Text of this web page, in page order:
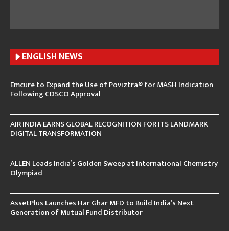
ENGLISH NEWS
Emcure to Expand the Use of Poviztra® for MASH Indication
Following CDSCO Approval
AIR INDIA EARNS GLOBAL RECOGNITION FOR ITS LANDMARK
DIGITAL TRANSFORMATION
ALLEN Leads India’s Golden Sweep at International Chemistry
Olympiad
AssetPlus Launches Har Ghar MFD to Build India’s Next
Generation of Mutual Fund Distributor